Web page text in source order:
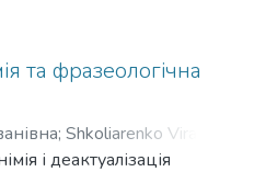
характеру і тенденції до
важливість
образу, покладеного в
семантики ФО під
та фразеологічна
; Shkoliarenko Vira
і деактуалізація